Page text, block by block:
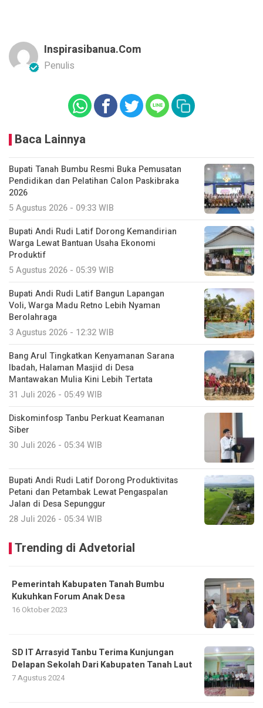
Inspirasibanua.com
Penulis
Baca Lainnya
Bupati Tanah Bumbu Resmi Buka Pemusatan
Pendidikan dan Pelatihan Calon Paskibraka
2026
5 Agustus 2026 - 09:33 WIB
Bupati Andi Rudi Latif Dorong Kemandirian
Warga Lewat Bantuan Usaha Ekonomi
Produktif
5 Agustus 2026 - 05:39 WIB
Bupati Andi Rudi Latif Bangun Lapangan
Voli, Warga Madu Retno Lebih Nyaman
Berolahraga
3 Agustus 2026 - 12:32 WIB
Bang Arul Tingkatkan Kenyamanan Sarana
Ibadah, Halaman Masjid di Desa
Mantawakan Mulia Kini Lebih Tertata
31 Juli 2026 - 05:49 WIB
Diskominfosp Tanbu Perkuat Keamanan
Siber
30 Juli 2026 - 05:34 WIB
Bupati Andi Rudi Latif Dorong Produktivitas
Petani dan Petambak Lewat Pengaspalan
Jalan di Desa Sepunggur
28 Juli 2026 - 05:34 WIB
Trending di Advetorial
Pemerintah Kabupaten Tanah Bumbu
Kukuhkan Forum Anak Desa
16 Oktober 2023
SD IT Arrasyid Tanbu Terima Kunjungan
Delapan Sekolah Dari Kabupaten Tanah Laut
7 Agustus 2024